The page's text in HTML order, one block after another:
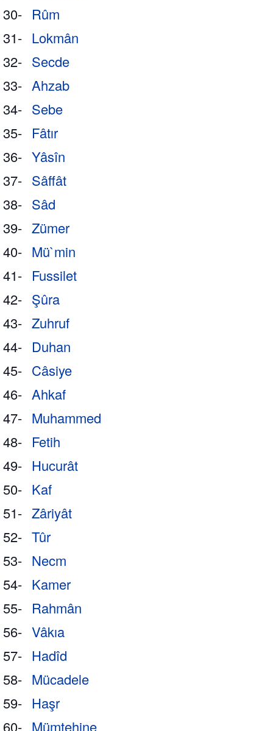
30- Rûm
31- Lokmân
32- Secde
33- Ahzab
34- Sebe
35- Fâtır
36- Yâsîn
37- Sâffât
38- Sâd
39- Zümer
40- Mü`min
41- Fussilet
42- Şûra
43- Zuhruf
44- Duhan
45- Câsiye
46- Ahkaf
47- Muhammed
48- Fetih
49- Hucurât
50- Kaf
51- Zâriyât
52- Tûr
53- Necm
54- Kamer
55- Rahmân
56- Vâkıa
57- Hadîd
58- Mücadele
59- Haşr
60- Mümtehine